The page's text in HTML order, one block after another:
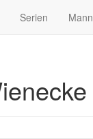
Serien